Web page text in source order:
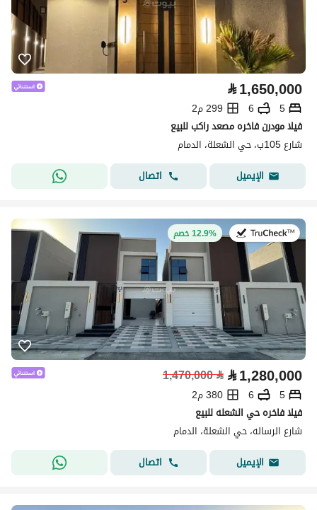
⃁1,650,000
5
6
299 م2
فيلا مودرن فاخره مصعد راكب للبيع
شارع 105ب، حي الشعلة، الدمام
الإيميل
اتصال
في:26 يوليو 202612.9% خصم
⃁1,280,000
⃁
1,470,000
5
6
380 م2
فيلا فاخره حي الشعله للبيع
شارع الرساله، حي الشعلة، الدمام
الإيميل
اتصال